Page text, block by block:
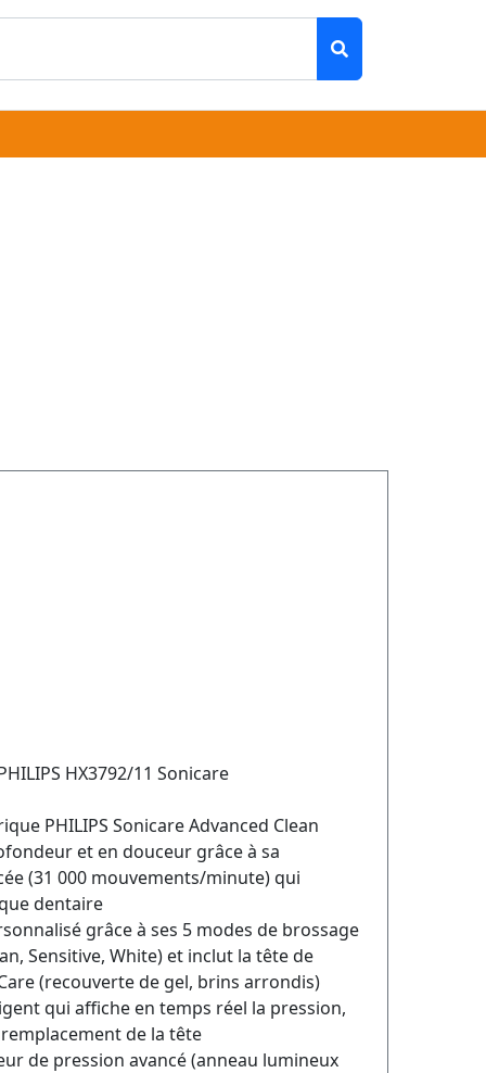
HX3792/11 Sonicare
PHILIPS Sonicare Advanced Clean
et en douceur grâce à sa
(31 000 mouvements/minute) qui
dentaire
grâce à ses 5 modes de brossage
Sensitive, White) et inclut la tête de
(recouverte de gel, brins arrondis)
qui affiche en temps réel la pression,
de la tête
de pression avancé (anneau lumineux